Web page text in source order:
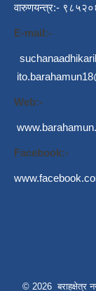
वारुणयन्त्र:-
E-mail:-
Web:-
Facebook:-
© 2026 बराहक्षेत्र